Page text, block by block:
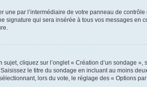
par l’intermédiaire de votre panneau de
signature qui sera insérée à tous vos messages
cliquez sur l’onglet « Création d’un sondage
le titre du sondage en incluant au moins
lors du vote, le réglage des « Options